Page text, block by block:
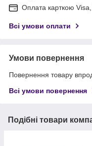
Оплата карткою
Всі умови оплати
Умови повернення
Повернення товару
Всі умови повернення
Подібні товари